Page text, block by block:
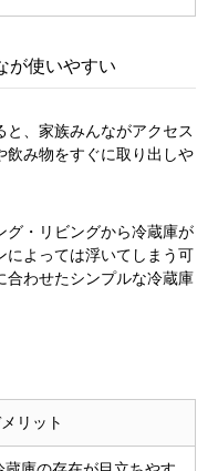
が使いやすい
と、家族みんながアクセス
飲み物をすぐに取り出しや
グ・リビングから冷蔵庫が
によっては浮いてしまう可
合わせたシンプルな冷蔵庫
リット